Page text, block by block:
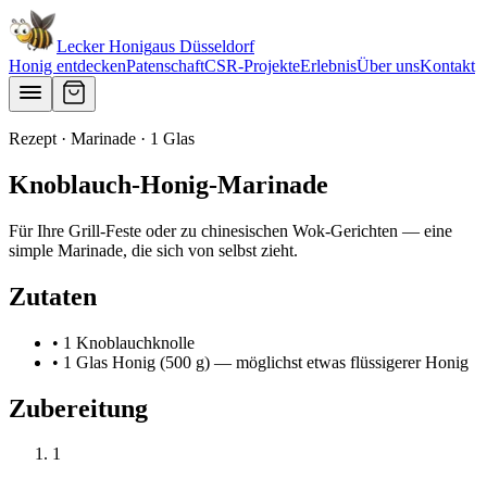
Lecker Honigaus Düsseldorf
Honig entdeckenPatenschaftCSR-ProjekteErlebnisÜber unsKontakt
Rezept · Marinade · 1 Glas
Knoblauch-Honig-Marinade
Für Ihre Grill-Feste oder zu chinesischen Wok-Gerichten — eine
simple Marinade, die sich von selbst zieht.
Zutaten
• 1 Knoblauchknolle
• 1 Glas Honig (500 g) — möglichst etwas flüssigerer Honig
Zubereitung
1